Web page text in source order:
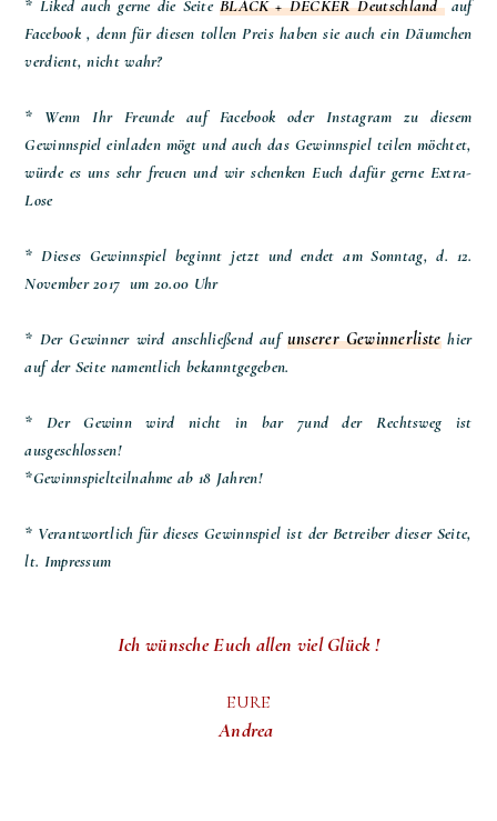
* Liked auch gerne die SeiteBLACK + DECKER Deutschlandauf
Facebook , denn für diesen tollen Preis haben sie auch ein Däumchen
verdient, nicht wahr?
* Wenn Ihr Freunde auf Facebook oder Instagram zu diesem
Gewinnspiel einladen mögt und auch das Gewinnspiel teilen möchtet,
würde es uns sehr freuen und wir schenken Euch dafür gerne Extra-
Lose
* Dieses Gewinnspiel beginnt jetzt und endet am Sonntag, d. 12.
November 2017 um 20.00 Uhr
* Der Gewinner wird anschließend auf unserer Gewinnerlistehier
auf der Seite namentlich bekanntgegeben.
* Der Gewinn wird nicht in bar 7und der Rechtsweg ist
ausgeschlossen!
*Gewinnspielteilnahme ab 18 Jahren!
* Verantwortlich für dieses Gewinnspiel ist der Betreiber dieser Seite,
lt. Impressum
Ich wünsche Euch allen viel Glück !
EURE
Andrea